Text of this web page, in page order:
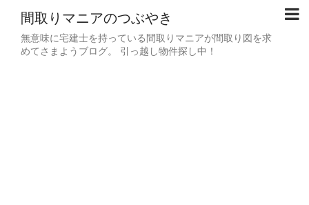
間取りマニアのつぶやき
無意味に宅建士を持っている間取りマニアが間取り図を求
めてさまようブログ。 引っ越し物件探し中！